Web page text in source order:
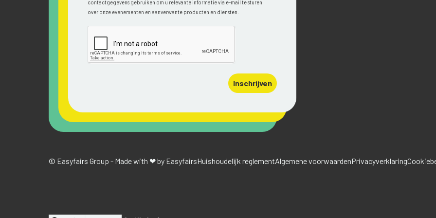
contactgegevens gebruiken om u relevante informatie via e-mail te sturen
over onze evenementen en aanverwante producten en diensten.
Inschrijven
© Easyfairs Group - Made with ❤ by EasyfairsHuishoudelijk reglementAlgemene voorwaardenPrivacyverklaring